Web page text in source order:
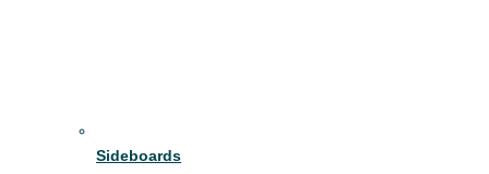
Sideboards